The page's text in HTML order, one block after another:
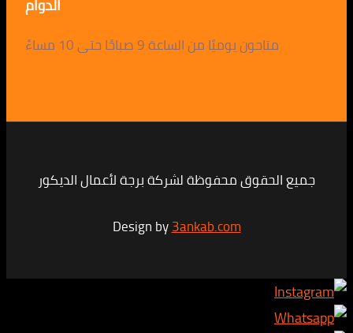
متاحون يوميًا من الساعة 9 صباحًا حتى 10 مساءً
محفوظة لشركة برجة لأعمال الديكور
Design by